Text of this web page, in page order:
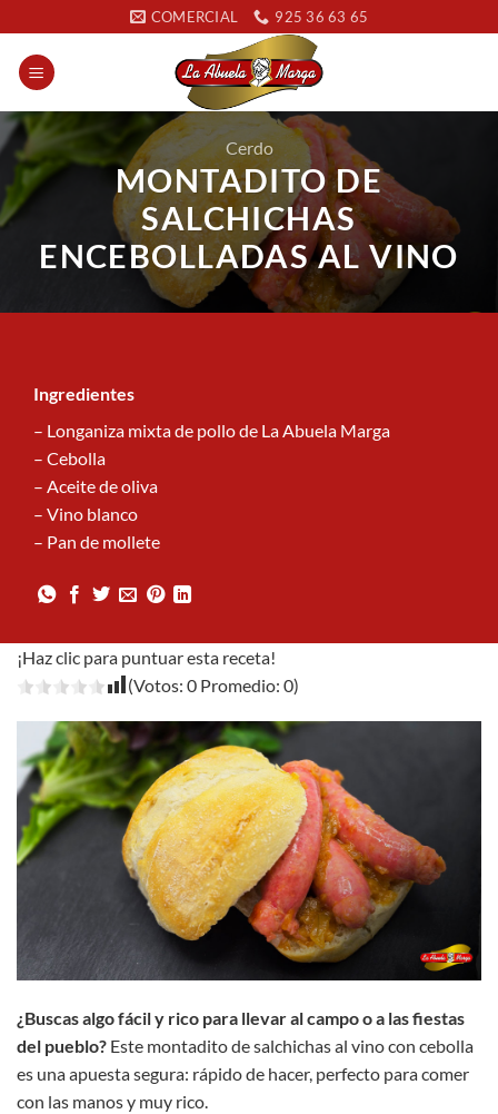
al
contenido
COMERCIAL 925 36 63 65
Cerdo
MONTADITO DE
SALCHICHAS
ENCEBOLLADAS AL VINO
Ingredientes
– Longaniza mixta de pollo de La Abuela Marga
– Cebolla
– Aceite de oliva
– Vino blanco
– Pan de mollete
¡Haz clic para puntuar esta receta!
(Votos: 0 Promedio: 0)
¿Buscas algo fácil y rico para llevar al campo o a las fiestas
del pueblo? Este montadito de salchichas al vino con cebolla
es una apuesta segura: rápido de hacer, perfecto para comer
con las manos y muy rico.